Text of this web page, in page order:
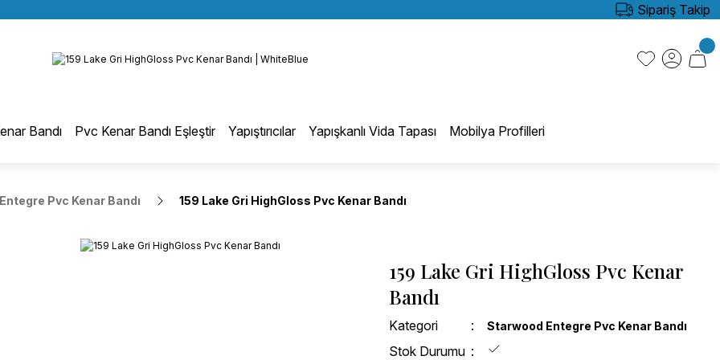
BÜTÜN ALIŞVERİŞLERİNİZDE KARGO BEDAVA!
KREDİ KARTINA 6 TAKSİT SEÇENEĞİ
Sipariş Takip
Bandı Pvc Kenar Bandı Eşleştir Yapıştırıcılar Yapışkanlı Vida Tapası Mobilya Profilleri
Pvc Kenar Bandı 159 Lake Gri HighGloss Pvc Kenar Bandı
159 Lake Gri HighGloss Pvc Kenar
Bandı
Kategori Starwood Entegre Pvc Kenar Bandı
Stok Durumu
Eğri Kenar Hotmelt Tutkalı